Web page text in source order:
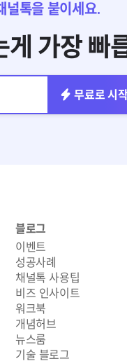
널톡을 붙이세요.
게 가장 빠
무료로 시
블로그
이벤트
성공사례
채널톡 사용팁
비즈 인사이트
워크북
개념허브
뉴스룸
기술 블로그